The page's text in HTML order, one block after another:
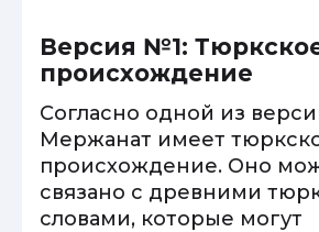
Версия №1:
происхождение
Согласно одной из
Мержанат имеет
происхождение. Оно
связано с древними
словами, которые могут